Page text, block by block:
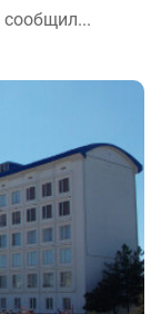
сообщил...